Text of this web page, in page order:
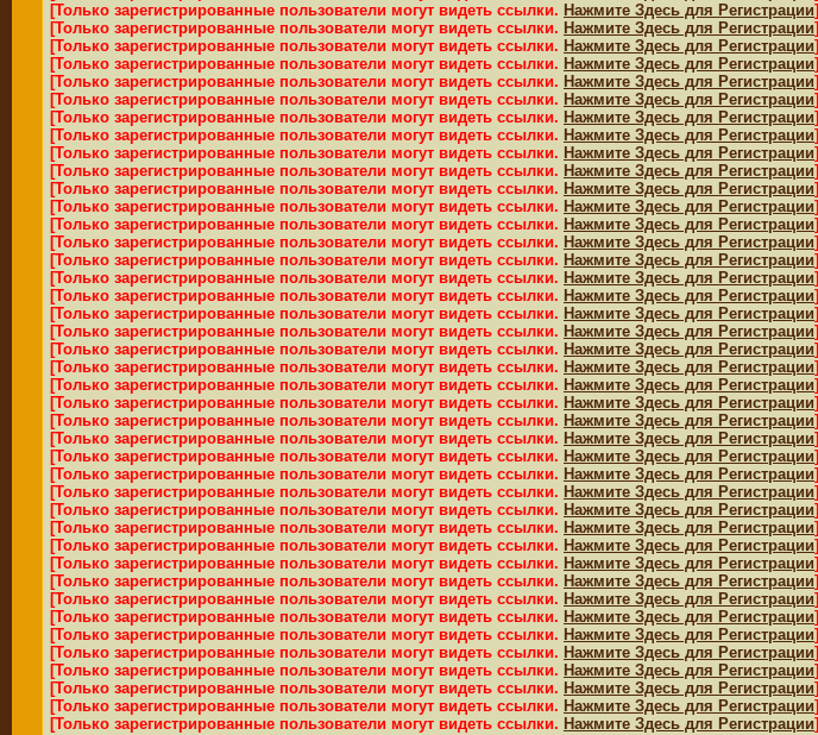
[Только зарегистрированные пользователи могут видеть ссылки. Нажмите Здесь для Регистрации]
[Только зарегистрированные пользователи могут видеть ссылки. Нажмите Здесь для Регистрации]
[Только зарегистрированные пользователи могут видеть ссылки. Нажмите Здесь для Регистрации]
[Только зарегистрированные пользователи могут видеть ссылки. Нажмите Здесь для Регистрации]
[Только зарегистрированные пользователи могут видеть ссылки. Нажмите Здесь для Регистрации]
[Только зарегистрированные пользователи могут видеть ссылки. Нажмите Здесь для Регистрации]
[Только зарегистрированные пользователи могут видеть ссылки. Нажмите Здесь для Регистрации]
[Только зарегистрированные пользователи могут видеть ссылки. Нажмите Здесь для Регистрации]
[Только зарегистрированные пользователи могут видеть ссылки. Нажмите Здесь для Регистрации]
[Только зарегистрированные пользователи могут видеть ссылки. Нажмите Здесь для Регистрации]
[Только зарегистрированные пользователи могут видеть ссылки. Нажмите Здесь для Регистрации]
[Только зарегистрированные пользователи могут видеть ссылки. Нажмите Здесь для Регистрации]
[Только зарегистрированные пользователи могут видеть ссылки. Нажмите Здесь для Регистрации]
[Только зарегистрированные пользователи могут видеть ссылки. Нажмите Здесь для Регистрации]
[Только зарегистрированные пользователи могут видеть ссылки. Нажмите Здесь для Регистрации]
[Только зарегистрированные пользователи могут видеть ссылки. Нажмите Здесь для Регистрации]
[Только зарегистрированные пользователи могут видеть ссылки. Нажмите Здесь для Регистрации]
[Только зарегистрированные пользователи могут видеть ссылки. Нажмите Здесь для Регистрации]
[Только зарегистрированные пользователи могут видеть ссылки. Нажмите Здесь для Регистрации]
[Только зарегистрированные пользователи могут видеть ссылки. Нажмите Здесь для Регистрации]
[Только зарегистрированные пользователи могут видеть ссылки. Нажмите Здесь для Регистрации]
[Только зарегистрированные пользователи могут видеть ссылки. Нажмите Здесь для Регистрации]
[Только зарегистрированные пользователи могут видеть ссылки. Нажмите Здесь для Регистрации]
[Только зарегистрированные пользователи могут видеть ссылки. Нажмите Здесь для Регистрации]
[Только зарегистрированные пользователи могут видеть ссылки. Нажмите Здесь для Регистрации]
[Только зарегистрированные пользователи могут видеть ссылки. Нажмите Здесь для Регистрации]
[Только зарегистрированные пользователи могут видеть ссылки. Нажмите Здесь для Регистрации]
[Только зарегистрированные пользователи могут видеть ссылки. Нажмите Здесь для Регистрации]
[Только зарегистрированные пользователи могут видеть ссылки. Нажмите Здесь для Регистрации]
[Только зарегистрированные пользователи могут видеть ссылки. Нажмите Здесь для Регистрации]
[Только зарегистрированные пользователи могут видеть ссылки. Нажмите Здесь для Регистрации]
[Только зарегистрированные пользователи могут видеть ссылки. Нажмите Здесь для Регистрации]
[Только зарегистрированные пользователи могут видеть ссылки. Нажмите Здесь для Регистрации]
[Только зарегистрированные пользователи могут видеть ссылки. Нажмите Здесь для Регистрации]
[Только зарегистрированные пользователи могут видеть ссылки. Нажмите Здесь для Регистрации]
[Только зарегистрированные пользователи могут видеть ссылки. Нажмите Здесь для Регистрации]
[Только зарегистрированные пользователи могут видеть ссылки. Нажмите Здесь для Регистрации]
[Только зарегистрированные пользователи могут видеть ссылки. Нажмите Здесь для Регистрации]
[Только зарегистрированные пользователи могут видеть ссылки. Нажмите Здесь для Регистрации]
[Только зарегистрированные пользователи могут видеть ссылки. Нажмите Здесь для Регистрации]
[Только зарегистрированные пользователи могут видеть ссылки. Нажмите Здесь для Регистрации]